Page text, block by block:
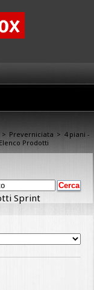
> Preverniciata > 4 piani -
Prodotti
Sprint